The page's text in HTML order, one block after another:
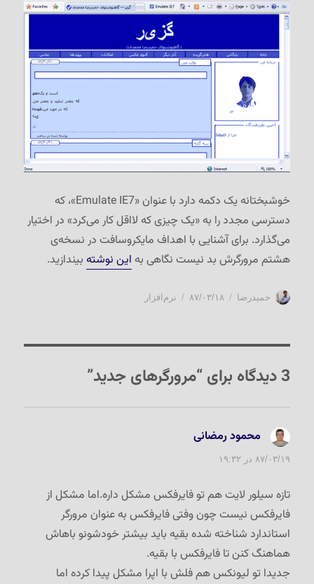
خوشبختانه یک دکمه دارد با عنوان «Emulate IE7»، که
دسترسی مجدد را به «یک چیزی که لااقل کار می‌کرد» در اختیار
می‌گذارد. برای آشنایی با اهداف مایکروسافت در نسخه‌ی
هشتم مرورگرش بد نیست نگاهی به این نوشته بیندازید.
نویسنده
حمیدرضا
ارسال
۸۷/۰۳/۱۸ دسته‌ها
نرم‌افزار
3 دیدگاه برای “مرورگرهای جدید”
محمود رمضانی
۸۷/۰۳/۱۹ در ۱۹:۳۲
تازه سیلور لایت هم تو فایرفکس مشکل داره.اما مشکل از
فایرفکس نیست چون وفتی فایرفکس به عنوان مرورگر
استاندارد شناخته شده بقیه باید بیشتر خودشونو باهاش
هماهنگ کنن تا فایرفکس با بقیه.
جدیدا تو لیونکس هم فلش با اپرا مشکل پیدا کرده اما